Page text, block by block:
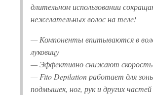
длительном использовании
нежелательных волос на теле!
— Компоненты впитываются в
луковицу
— Эффективно снижают скорость
— Fito Depilation работает для
подмышек, ног, рук и других